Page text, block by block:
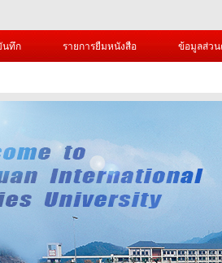
นทึก รายการยืมหนังสือ ข้อมูลส่ว